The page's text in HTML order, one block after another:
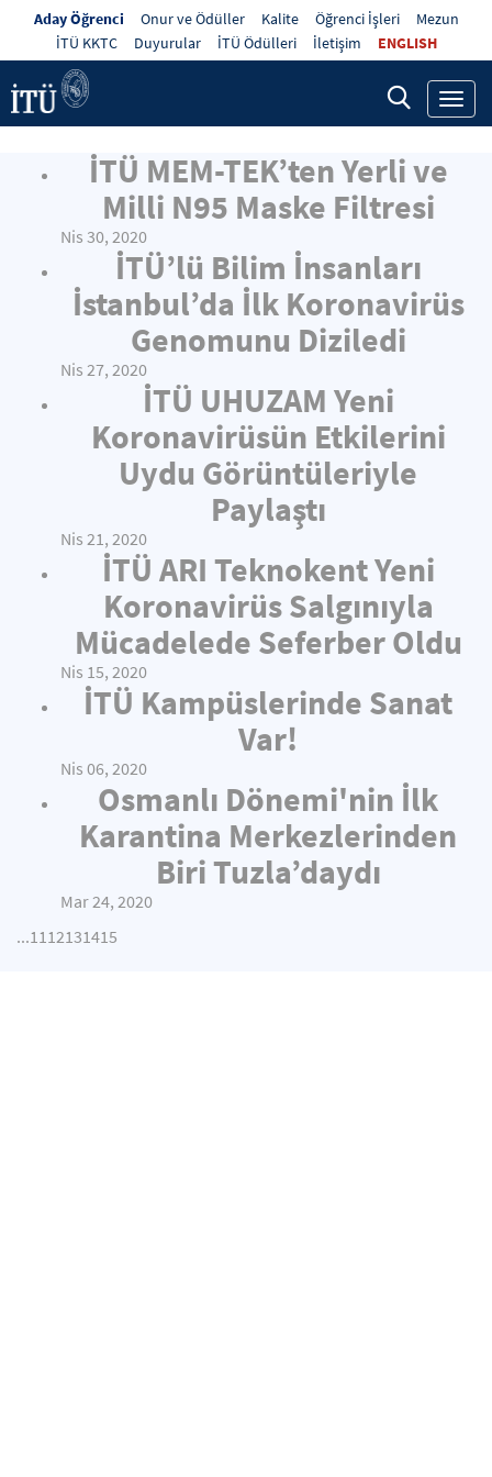
Aday Öğrenci Onur ve Ödüller Kalite Öğrenci İşleri
Mezun
İTÜ KKTC
Duyurular İTÜ Ödülleri İletişim ENGLISH
İTÜ MEM-TEK’ten Yerli ve
Milli N95 Maske Filtresi
Nis 30, 2020
İTÜ’lü Bilim İnsanları
İstanbul’da İlk Koronavirüs
Genomunu Diziledi
Nis 27, 2020
İTÜ UHUZAM Yeni
Koronavirüsün Etkilerini
Uydu Görüntüleriyle
Paylaştı
Nis 21, 2020
İTÜ ARI Teknokent Yeni
Koronavirüs Salgınıyla
Mücadelede Seferber Oldu
Nis 15, 2020
İTÜ Kampüslerinde Sanat
Var!
Nis 06, 2020
Osmanlı Dönemi'nin İlk
Karantina Merkezlerinden
Biri Tuzla’daydı
Mar 24, 2020
...1112131415